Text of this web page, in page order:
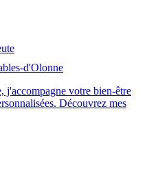
d'Olonne
j'accompagne votre bien-être
Découvrez mes